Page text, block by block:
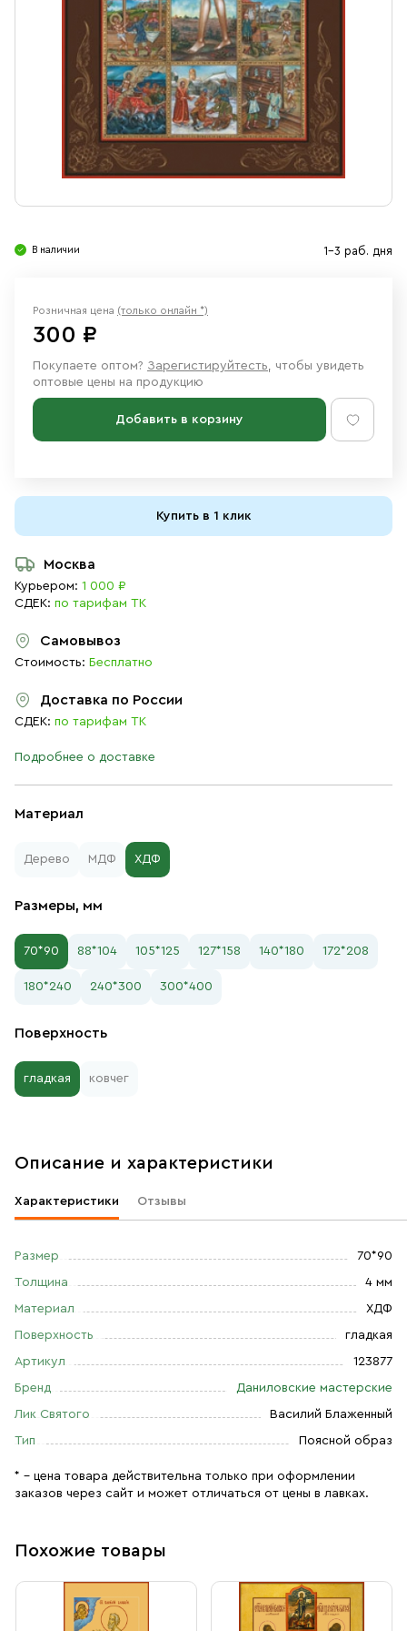
Ювелирные изделия
В наличии 1-3 раб. дня
Материал
Дерево МДФ ХДФ
Размеры, мм
70*90 88*104 105*125 127*158 140*180 172*208
180*240 240*300 300*400
Поверхность
гладкая ковчег
Розничная цена (только онлайн *)
300 ₽
Покупаете оптом? Зарегистируйтесть, чтобы увидеть
оптовые цены на продукцию
Добавить в корзину
Купить в 1 клик
Москва
Курьером: 1 000 ₽
СДЕК: по тарифам ТК
Самовывоз
Стоимость: Бесплатно
Доставка по России
СДЕК: по тарифам ТК
Подробнее о доставке
Описание и характеристики
Характеристики Отзывы
Размер 70*90
Толщина 4 мм
Материал ХДФ
Поверхность гладкая
Артикул 123877
Бренд Даниловские мастерские
Лик Святого Василий Блаженный
Тип Поясной образ
* – цена товара действительна только при оформлении
заказов через сайт и может отличаться от цены в лавках.
Похожие товары